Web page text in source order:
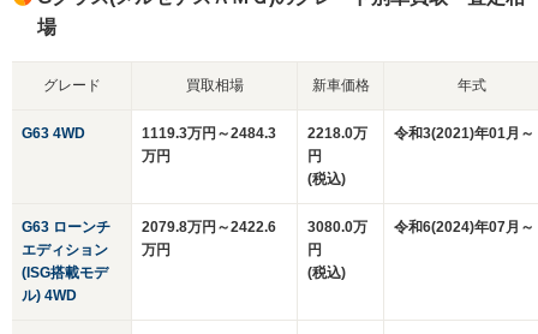
場
グレード 買取相場 新車価格 年式
G63 4WD
1119.3万円～2484.3
万円
2218.0万
円
(税込)
令和3(2021)年01月～
G63 ローンチ
エディション
(ISG搭載モデ
ル) 4WD
2079.8万円～2422.6
万円
3080.0万
円
(税込)
令和6(2024)年07月～